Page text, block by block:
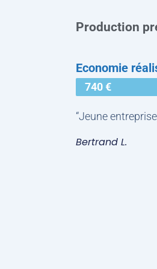
Production
Economie
740 €
“Jeune
Bertrand L.